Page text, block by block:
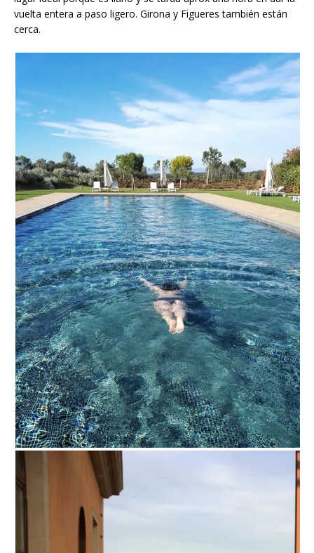
vuelta entera a paso ligero. Girona y Figueres también están
cerca.